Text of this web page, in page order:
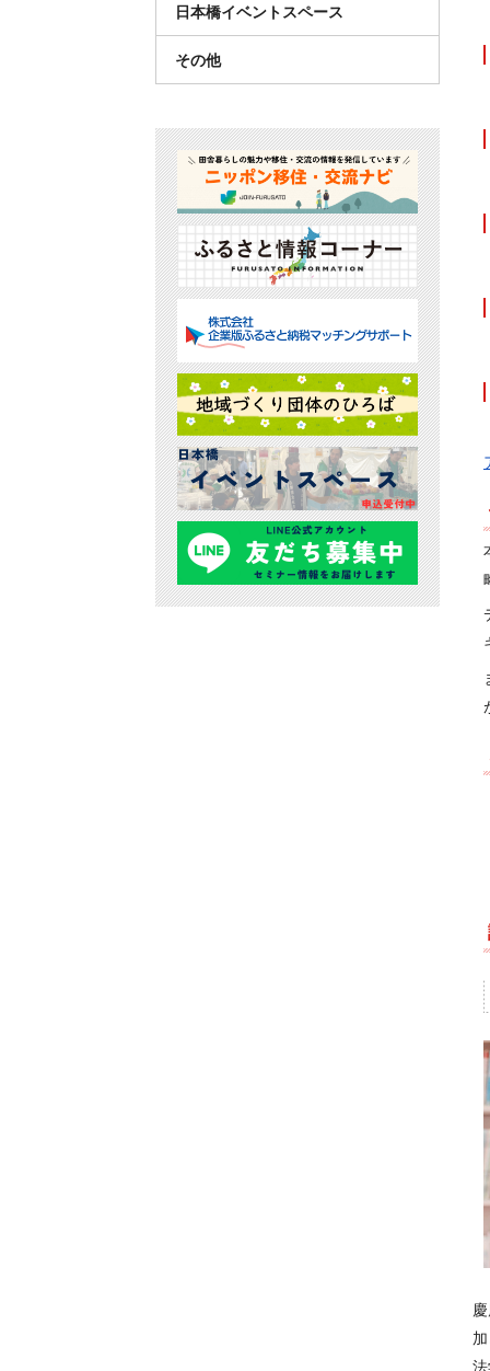
日本橋イベントスペース
その他